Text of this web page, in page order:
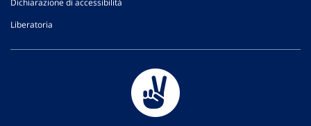
Dichiarazione di accessibilità
Liberatoria